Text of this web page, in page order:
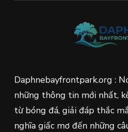
Daphnebayfrontpark.org :
những thông tin mới nhất,
từ bóng đá, giải đáp thắc
nghĩa giấc mơ đến những